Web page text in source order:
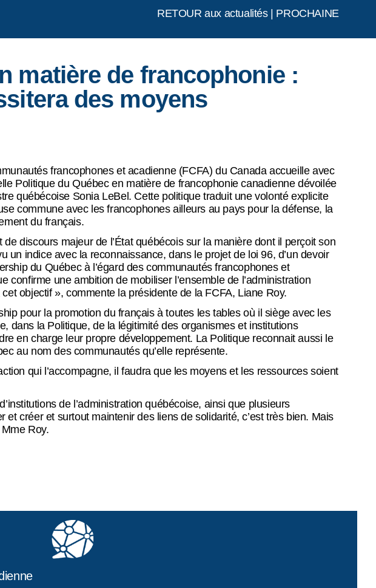
RETOUR aux actualités| PROCHAINE
matière de francophonie :
des moyens
francophones et acadienne (FCFA) du Canada accueille avec
Politique du Québec en matière de francophonie canadienne dévoilée
québécoise Sonia LeBel. Cette politique traduit une volonté explicite
commune avec les francophones ailleurs au pays pour la défense, la
du français.
de discours majeur de l’État québécois sur la manière dont il perçoit son
un indice avec la reconnaissance, dans le projet de loi 96, d’un devoir
du Québec à l’égard des communautés francophones et
confirme une ambition de mobiliser l’ensemble de l’administration
objectif », commente la présidente de la FCFA, Liane Roy.
pour la promotion du français à toutes les tables où il siège avec les
dans la Politique, de la légitimité des organismes et institutions
en charge leur propre développement. La Politique reconnait aussi le
au nom des communautés qu’elle représente.
qui l’accompagne, il faudra que les moyens et les ressources soient
de l’administration québécoise, ainsi que plusieurs
créer et surtout maintenir des liens de solidarité, c’est très bien. Mais
Roy.